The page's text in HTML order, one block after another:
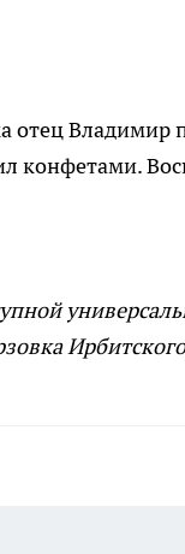
отец Владимир
конфетами.